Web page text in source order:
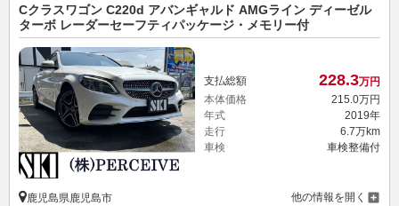
Cクラスワゴン C220d アバンギャルド AMGライン ディーゼル
ターボ レーダーセーフティパッケージ・メモリー付
支払総額 228.3万円
本体価格
215. 0万円
年式
2019年
走行
6.7万km
車検
車検整備付
鹿児島県鹿児島市 他の情報を開く